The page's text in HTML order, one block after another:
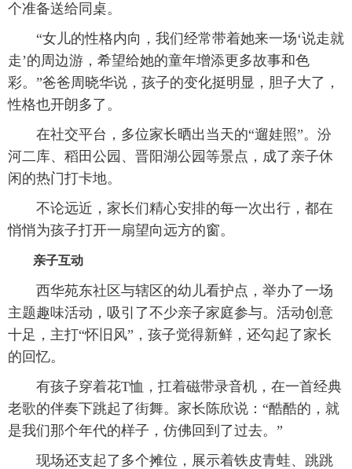
个准备送给同桌。
“女儿的性格内向，我们经常带着她来一场‘说走就
走’的周边游，希望给她的童年增添更多故事和色
彩。”爸爸周晓华说，孩子的变化挺明显，胆子大了，
性格也开朗多了。
在社交平台，多位家长晒出当天的“遛娃照”。汾
河二库、稻田公园、晋阳湖公园等景点，成了亲子休
闲的热门打卡地。
不论远近，家长们精心安排的每一次出行，都在
悄悄为孩子打开一扇望向远方的窗。
亲子互动
西华苑东社区与辖区的幼儿看护点，举办了一场
主题趣味活动，吸引了不少亲子家庭参与。活动创意
十足，主打“怀旧风”，孩子觉得新鲜，还勾起了家长
的回忆。
有孩子穿着花T恤，扛着磁带录音机，在一首经典
老歌的伴奏下跳起了街舞。家长陈欣说：“酷酷的，就
是我们那个年代的样子，仿佛回到了过去。”
现场还支起了多个摊位，展示着铁皮青蛙、跳跳